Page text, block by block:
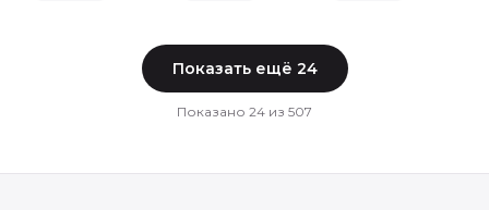
Показать ещё 24
Показано 24 из 507